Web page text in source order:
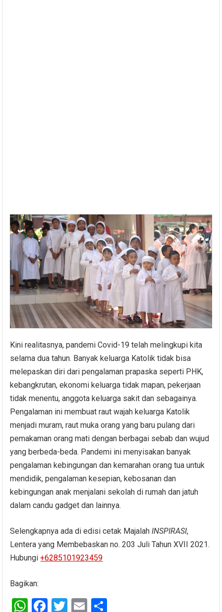
Kini realitasnya, pandemi Covid-19 telah melingkupi kita
selama dua tahun. Banyak keluarga Katolik tidak bisa
melepaskan diri dari pengalaman prapaska seperti PHK,
kebangkrutan, ekonomi keluarga tidak mapan, pekerjaan
tidak menentu, anggota keluarga sakit dan sebagainya.
Pengalaman ini membuat raut wajah keluarga Katolik
menjadi muram, raut muka orang yang baru pulang dari
pemakaman orang mati dengan berbagai sebab dan wujud
yang berbeda-beda. Pandemi ini menyisakan banyak
pengalaman kebingungan dan kemarahan orang tua untuk
mendidik, pengalaman kesepian, kebosanan dan
kebingungan anak menjalani sekolah di rumah dan jatuh
dalam candu gadget dan lainnya.
Selengkapnya ada di edisi cetak Majalah INSPIRASI,
Lentera yang Membebaskan no. 203 Juli Tahun XVII 2021.
Hubungi+6285101923459
Bagikan:
W F T E